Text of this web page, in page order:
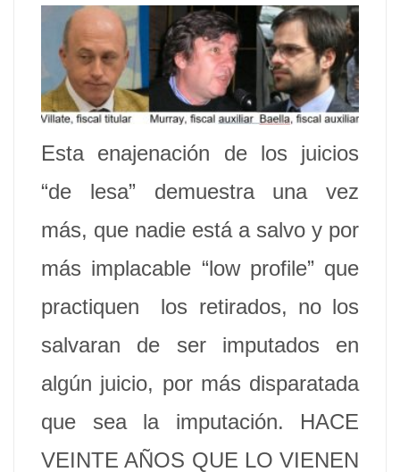
Esta enajenación de los juicios
“de lesa” demuestra una vez
más, que nadie está a salvo y por
más implacable “low profile” que
practiquen los retirados, no los
salvaran de ser imputados en
algún juicio, por más disparatada
que sea la imputación. HACE
VEINTE AÑOS QUE LO VIENEN